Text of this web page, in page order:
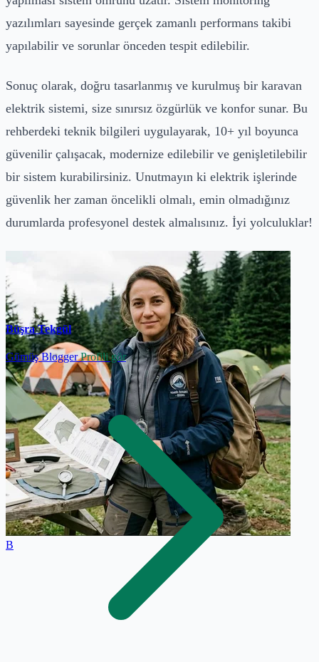
yazılımları sayesinde gerçek zamanlı performans takibi
yapılabilir ve sorunlar önceden tespit edilebilir.
Sonuç olarak, doğru tasarlanmış ve kurulmuş bir karavan
elektrik sistemi, size sınırsız özgürlük ve konfor sunar. Bu
rehberdeki teknik bilgileri uygulayarak, 10+ yıl boyunca
güvenilir çalışacak, modernize edilebilir ve genişletilebilir
bir sistem kurabilirsiniz. Unutmayın ki elektrik işlerinde
güvenlik her zaman öncelikli olmalı, emin olmadığınız
durumlarda profesyonel destek almalısınız. İyi yolculuklar!
B
Büşra Tekgül
Gümüş Blogger Profili gör